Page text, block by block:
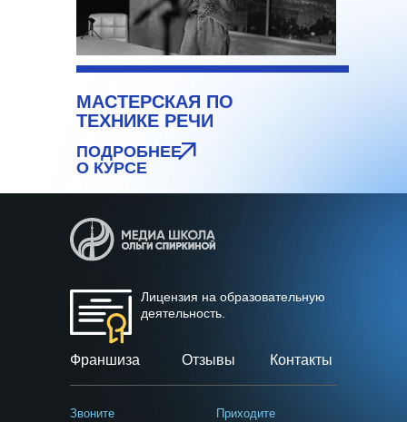
МАСТЕРСКАЯ ПО
ТЕХНИКЕ РЕЧИ
ПОДРОБНЕЕ
О КУРСЕ
Лицензия на образовательную
деятельность.
Контакты
Отзывы
Франшиза
Звоните Приходите